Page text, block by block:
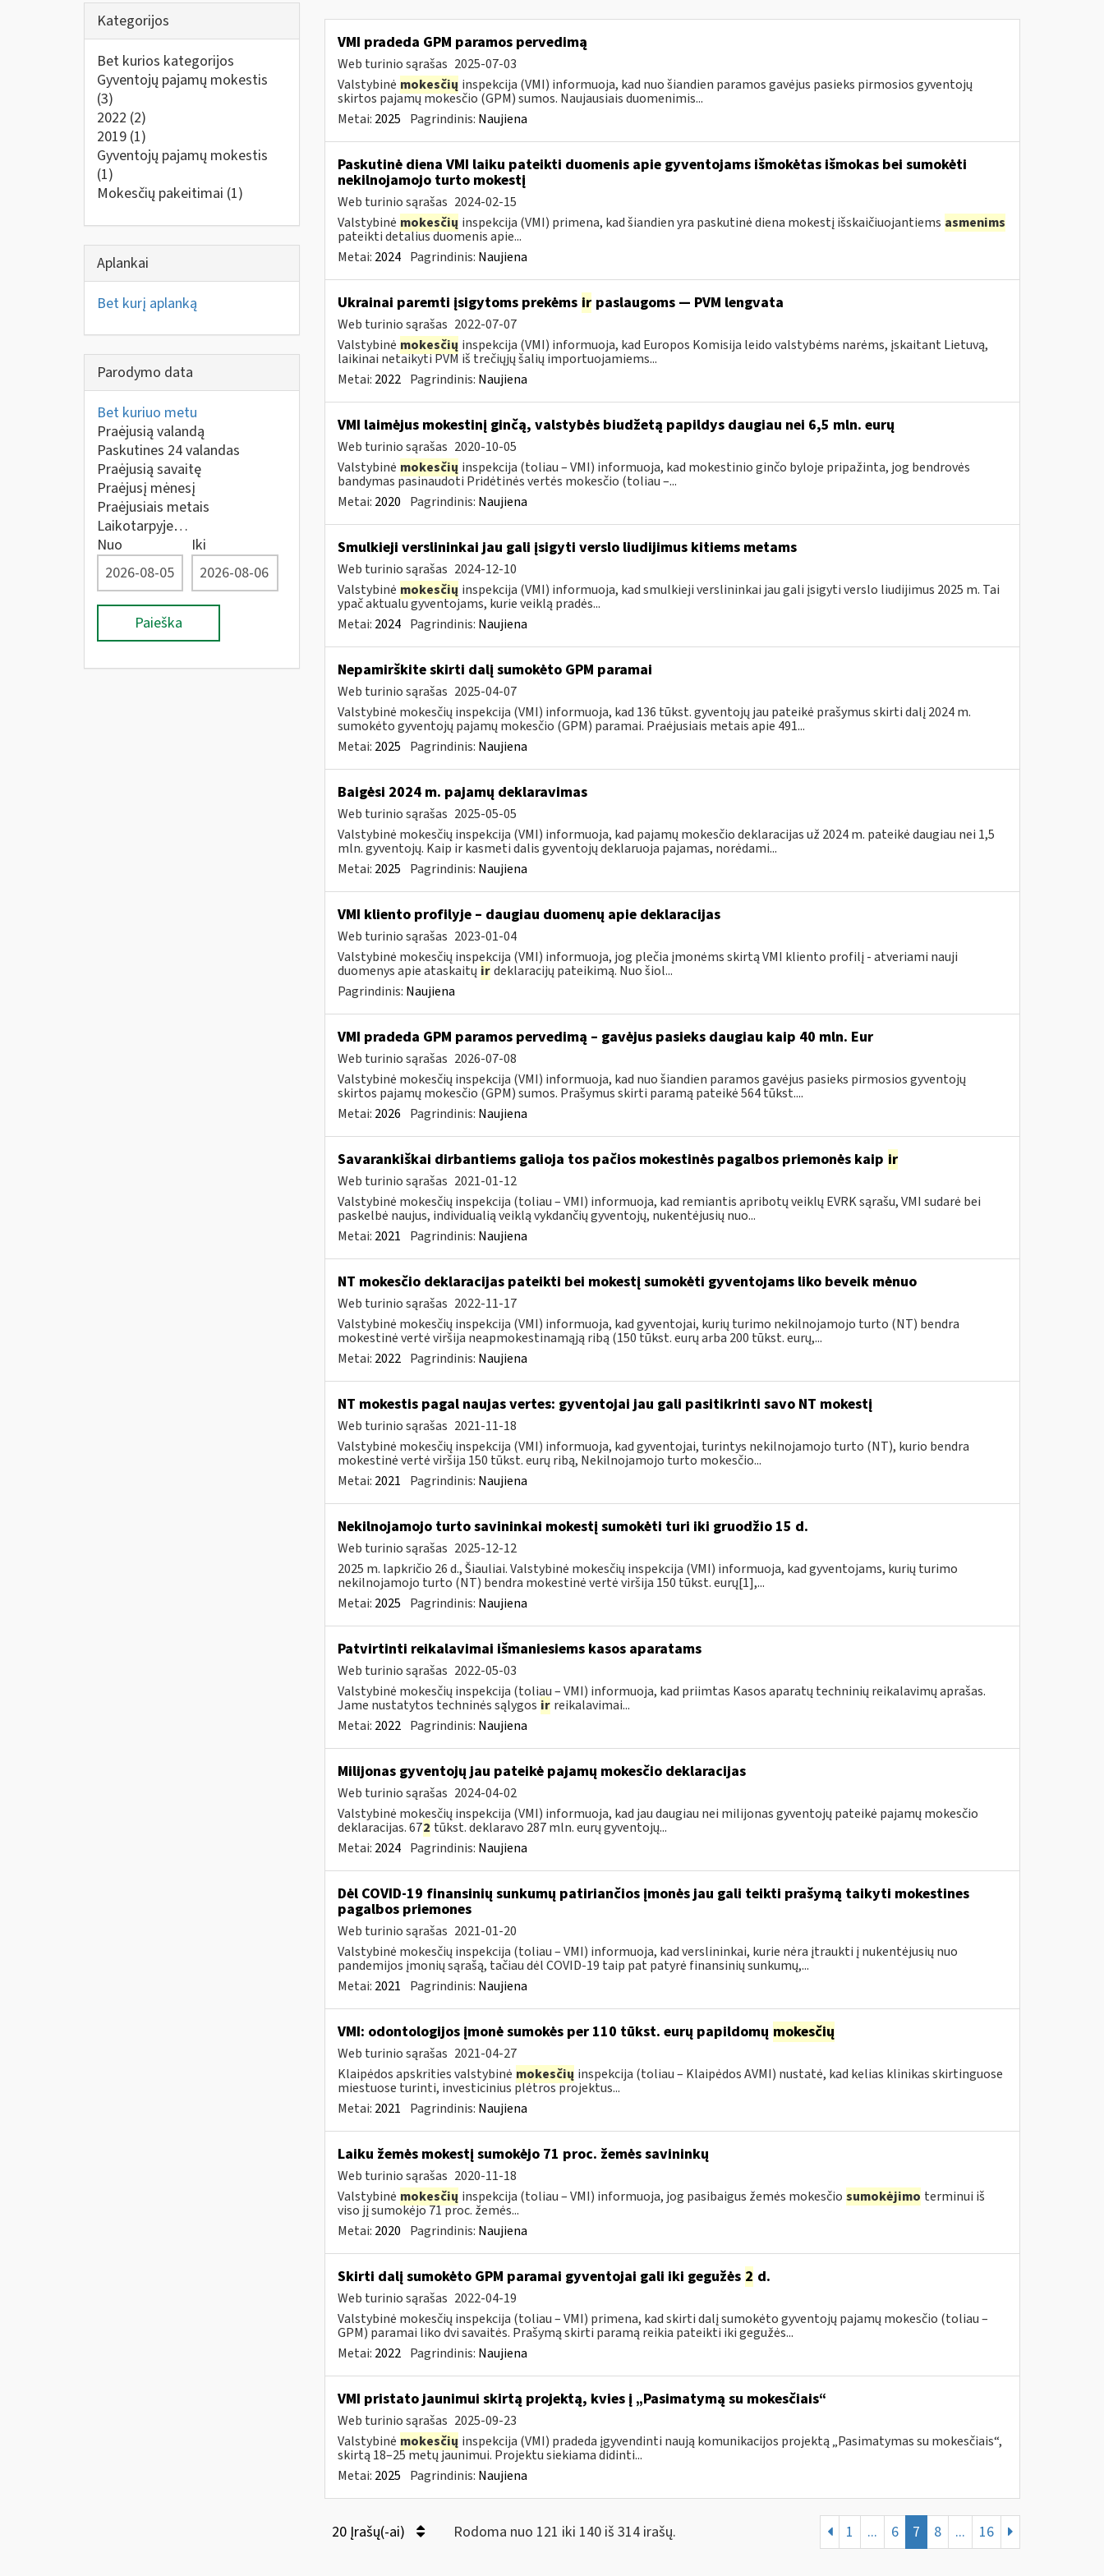
Kategorijos
Bet kurios kategorijos
Gyventojų pajamų mokestis
(3)
2022 (2)
2019 (1)
Gyventojų pajamų mokestis
(1)
Mokesčių pakeitimai (1)
Aplankai
Bet kurį aplanką
Parodymo data
Bet kuriuo metu
Praėjusią valandą
Paskutines 24 valandas
Praėjusią savaitę
Praėjusį mėnesį
Praėjusiais metais
Laikotarpyje…
Nuo
Iki
Paieška
VMI pradeda GPM paramos pervedimą
Web turinio sąrašas 2025-07-03
Valstybinė mokesčių inspekcija (VMI) informuoja, kad nuo šiandien paramos gavėjus pasieks pirmosios gyventojų
skirtos pajamų mokesčio (GPM) sumos. Naujausiais duomenimis...
Metai: 2025 Pagrindinis: Naujiena
Paskutinė diena VMI laiku pateikti duomenis apie gyventojams išmokėtas išmokas bei sumokėti
nekilnojamojo turto mokestį
Web turinio sąrašas 2024-02-15
Valstybinė mokesčių inspekcija (VMI) primena, kad šiandien yra paskutinė diena mokestį išskaičiuojantiems asmenims
pateikti detalius duomenis apie...
Metai: 2024 Pagrindinis: Naujiena
Ukrainai paremti įsigytoms prekėms irpaslaugoms — PVM lengvata
Web turinio sąrašas 2022-07-07
Valstybinė mokesčių inspekcija (VMI) informuoja, kad Europos Komisija leido valstybėms narėms, įskaitant Lietuvą,
laikinai netaikyti PVM iš trečiųjų šalių importuojamiems...
Metai: 2022 Pagrindinis: Naujiena
VMI laimėjus mokestinį ginčą, valstybės biudžetą papildys daugiau nei 6,5 mln. eurų
Web turinio sąrašas 2020-10-05
Valstybinė mokesčių inspekcija (toliau – VMI) informuoja, kad mokestinio ginčo byloje pripažinta, jog bendrovės
bandymas pasinaudoti Pridėtinės vertės mokesčio (toliau –...
Metai: 2020 Pagrindinis: Naujiena
Smulkieji verslininkai jau gali įsigyti verslo liudijimus kitiems metams
Web turinio sąrašas 2024-12-10
Valstybinė mokesčių inspekcija (VMI) informuoja, kad smulkieji verslininkai jau gali įsigyti verslo liudijimus 2025 m. Tai
ypač aktualu gyventojams, kurie veiklą pradės...
Metai: 2024 Pagrindinis: Naujiena
Nepamirškite skirti dalį sumokėto GPM paramai
Web turinio sąrašas 2025-04-07
Valstybinė mokesčių inspekcija (VMI) informuoja, kad 136 tūkst. gyventojų jau pateikė prašymus skirti dalį 2024 m.
sumokėto gyventojų pajamų mokesčio (GPM) paramai. Praėjusiais metais apie 491...
Metai: 2025 Pagrindinis: Naujiena
Baigėsi 2024 m. pajamų deklaravimas
Web turinio sąrašas 2025-05-05
Valstybinė mokesčių inspekcija (VMI) informuoja, kad pajamų mokesčio deklaracijas už 2024 m. pateikė daugiau nei 1,5
mln. gyventojų. Kaip ir kasmeti dalis gyventojų deklaruoja pajamas, norėdami...
Metai: 2025 Pagrindinis: Naujiena
VMI kliento profilyje – daugiau duomenų apie deklaracijas
Web turinio sąrašas 2023-01-04
Valstybinė mokesčių inspekcija (VMI) informuoja, jog plečia įmonėms skirtą VMI kliento profilį - atveriami nauji
duomenys apie ataskaitų ir deklaracijų pateikimą. Nuo šiol...
Pagrindinis: Naujiena
VMI pradeda GPM paramos pervedimą – gavėjus pasieks daugiau kaip 40 mln. Eur
Web turinio sąrašas 2026-07-08
Valstybinė mokesčių inspekcija (VMI) informuoja, kad nuo šiandien paramos gavėjus pasieks pirmosios gyventojų
skirtos pajamų mokesčio (GPM) sumos. Prašymus skirti paramą pateikė 564 tūkst....
Metai: 2026 Pagrindinis: Naujiena
Savarankiškai dirbantiems galioja tos pačios mokestinės pagalbos priemonės kaip ir
Web turinio sąrašas 2021-01-12
Valstybinė mokesčių inspekcija (toliau – VMI) informuoja, kad remiantis apribotų veiklų EVRK sąrašu, VMI sudarė bei
paskelbė naujus, individualią veiklą vykdančių gyventojų, nukentėjusių nuo...
Metai: 2021 Pagrindinis: Naujiena
NT mokesčio deklaracijas pateikti bei mokestį sumokėti gyventojams liko beveik mėnuo
Web turinio sąrašas 2022-11-17
Valstybinė mokesčių inspekcija (VMI) informuoja, kad gyventojai, kurių turimo nekilnojamojo turto (NT) bendra
mokestinė vertė viršija neapmokestinamąją ribą (150 tūkst. eurų arba 200 tūkst. eurų,...
Metai: 2022 Pagrindinis: Naujiena
NT mokestis pagal naujas vertes: gyventojai jau gali pasitikrinti savo NT mokestį
Web turinio sąrašas 2021-11-18
Valstybinė mokesčių inspekcija (VMI) informuoja, kad gyventojai, turintys nekilnojamojo turto (NT), kurio bendra
mokestinė vertė viršija 150 tūkst. eurų ribą, Nekilnojamojo turto mokesčio...
Metai: 2021 Pagrindinis: Naujiena
Nekilnojamojo turto savininkai mokestį sumokėti turi iki gruodžio 15 d.
Web turinio sąrašas 2025-12-12
2025 m. lapkričio 26 d., Šiauliai. Valstybinė mokesčių inspekcija (VMI) informuoja, kad gyventojams, kurių turimo
nekilnojamojo turto (NT) bendra mokestinė vertė viršija 150 tūkst. eurų[1],...
Metai: 2025 Pagrindinis: Naujiena
Patvirtinti reikalavimai išmaniesiems kasos aparatams
Web turinio sąrašas 2022-05-03
Valstybinė mokesčių inspekcija (toliau – VMI) informuoja, kad priimtas Kasos aparatų techninių reikalavimų aprašas.
Jame nustatytos techninės sąlygos ir reikalavimai...
Metai: 2022 Pagrindinis: Naujiena
Milijonas gyventojų jau pateikė pajamų mokesčio deklaracijas
Web turinio sąrašas 2024-04-02
Valstybinė mokesčių inspekcija (VMI) informuoja, kad jau daugiau nei milijonas gyventojų pateikė pajamų mokesčio
deklaracijas. 672 tūkst. deklaravo 287 mln. eurų gyventojų...
Metai: 2024 Pagrindinis: Naujiena
Dėl COVID-19 finansinių sunkumų patiriančios įmonės jau gali teikti prašymą taikyti mokestines
pagalbos priemones
Web turinio sąrašas 2021-01-20
Valstybinė mokesčių inspekcija (toliau – VMI) informuoja, kad verslininkai, kurie nėra įtraukti į nukentėjusių nuo
pandemijos įmonių sąrašą, tačiau dėl COVID-19 taip pat patyrė finansinių sunkumų,...
Metai: 2021 Pagrindinis: Naujiena
VMI: odontologijos įmonė sumokės per 110 tūkst. eurų papildomų mokesčių
Web turinio sąrašas 2021-04-27
Klaipėdos apskrities valstybinė mokesčių inspekcija (toliau – Klaipėdos AVMI) nustatė, kad kelias klinikas skirtinguose
miestuose turinti, investicinius plėtros projektus...
Metai: 2021 Pagrindinis: Naujiena
Laiku žemės mokestį sumokėjo 71 proc. žemės savininkų
Web turinio sąrašas 2020-11-18
Valstybinė mokesčių inspekcija (toliau – VMI) informuoja, jog pasibaigus žemės mokesčio sumokėjimo terminui iš
viso jį sumokėjo 71 proc. žemės...
Metai: 2020 Pagrindinis: Naujiena
Skirti dalį sumokėto GPM paramai gyventojai gali iki gegužės 2 d.
Web turinio sąrašas 2022-04-19
Valstybinė mokesčių inspekcija (toliau – VMI) primena, kad skirti dalį sumokėto gyventojų pajamų mokesčio (toliau –
GPM) paramai liko dvi savaitės. Prašymą skirti paramą reikia pateikti iki gegužės...
Metai: 2022 Pagrindinis: Naujiena
VMI pristato jaunimui skirtą projektą, kvies į „Pasimatymą su mokesčiais“
Web turinio sąrašas 2025-09-23
Valstybinė mokesčių inspekcija (VMI) pradeda įgyvendinti naują komunikacijos projektą „Pasimatymas su mokesčiais“,
skirtą 18–25 metų jaunimui. Projektu siekiama didinti...
Metai: 2025 Pagrindinis: Naujiena
20 Įrašų(-ai) Rodoma nuo 121 iki 140 iš 314 irašų. 1 ... 6 7 8 ... 16